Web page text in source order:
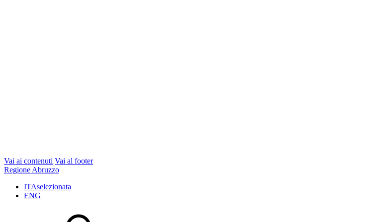
Vai ai contenuti Vai al footer
Regione Abruzzo
ITAselezionata
ENG